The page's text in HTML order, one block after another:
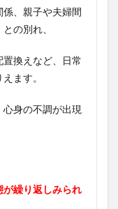
、親子や夫婦間
の別れ、
換えなど、日常
ます。
心身の不調が出現
が繰り返しみられ